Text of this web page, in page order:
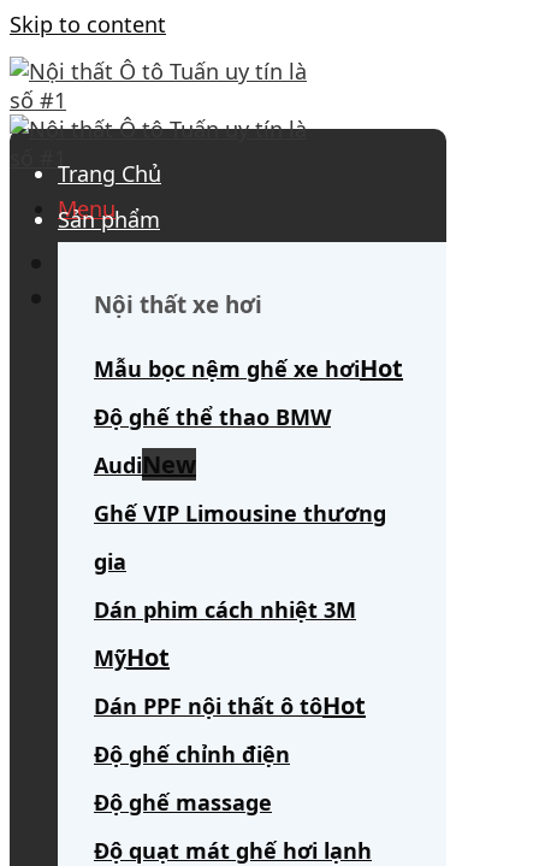
Skip to content
Menu
Search for:
Trang Chủ
Sản phẩm
Nội thất xe hơi
Mẫu bọc nệm ghế xe hơi
Độ ghế thể thao BMW
Audi
Ghế VIP Limousine thương
gia
Dán phim cách nhiệt 3M
Mỹ
Dán PPF nội thất ô tô
Độ ghế chỉnh điện
Độ ghế massage
Độ quạt mát ghế hơi lạnh